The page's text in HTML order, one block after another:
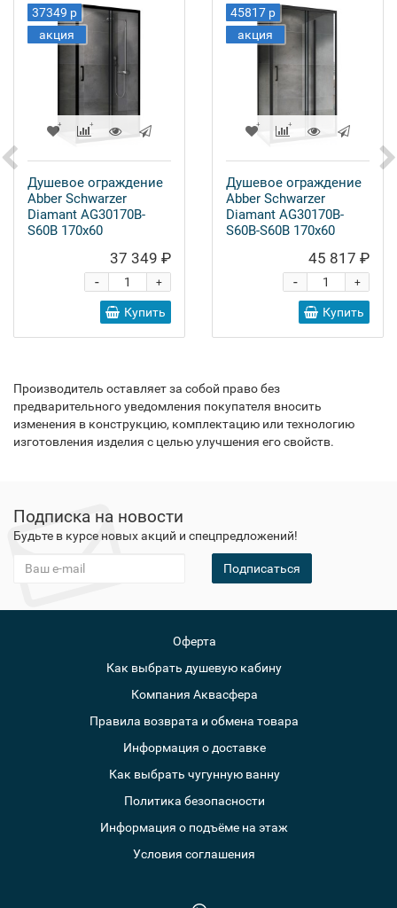
37349 р
акция
Душевое ограждение
Abber Schwarzer
Diamant AG30170B-
S60B 170x60
37 349 ₽
+
-
Купить
45817 р
акция
Душевое ограждение
Abber Schwarzer
Diamant AG30170B-
S60B-S60B 170x60
45 817 ₽
+
-
Купить
Производитель оставляет за собой право без
предварительного уведомления покупателя вносить
изменения в конструкцию, комплектацию или технологию
изготовления изделия с целью улучшения его свойств.
Подписка на новости
Будьте в курсе новых акций и спецпредложений!
Подписаться
Оферта
Как выбрать душевую кабину
Компания Аквасфера
Правила возврата и обмена товара
Информация о доставке
Как выбрать чугунную ванну
Политика безопасности
Информация о подъёме на этаж
Условия соглашения